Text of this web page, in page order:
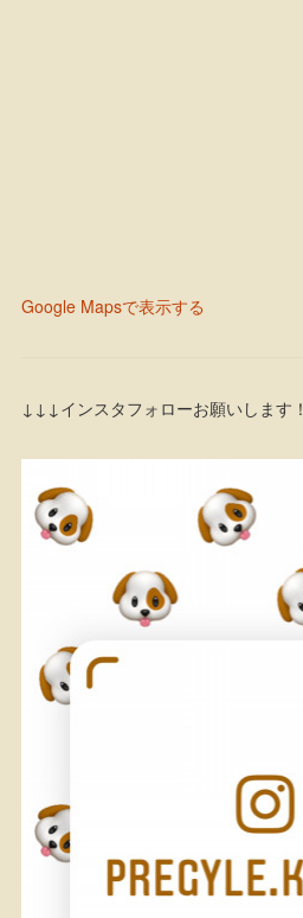
Google Mapsで表示する
↓↓↓インスタフォローお願いします！